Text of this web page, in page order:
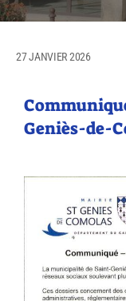
27 JANVIER 2026
Geniès-de-